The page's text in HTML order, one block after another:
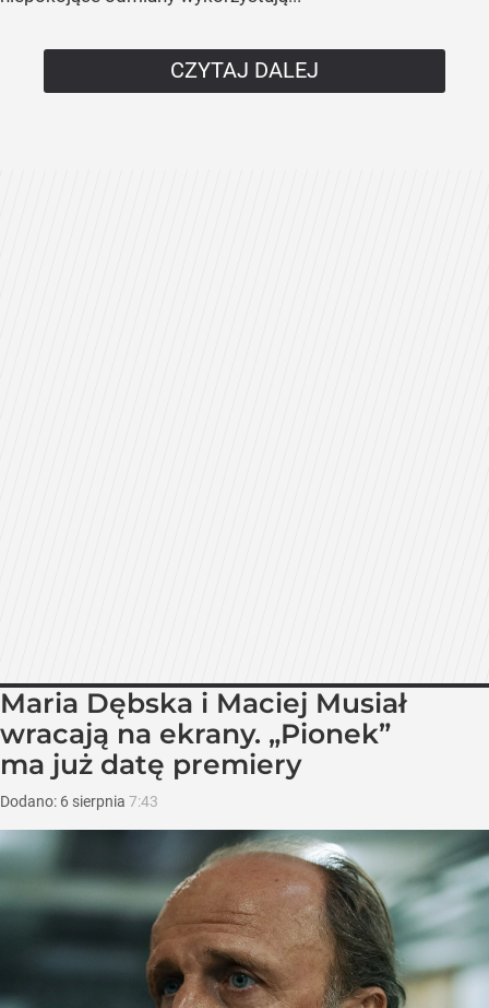
CZYTAJ DALEJ
Maria Dębska i Maciej Musiał
wracają na ekrany. „Pionek”
ma już datę premiery
Dodano: 6 sierpnia 7:43